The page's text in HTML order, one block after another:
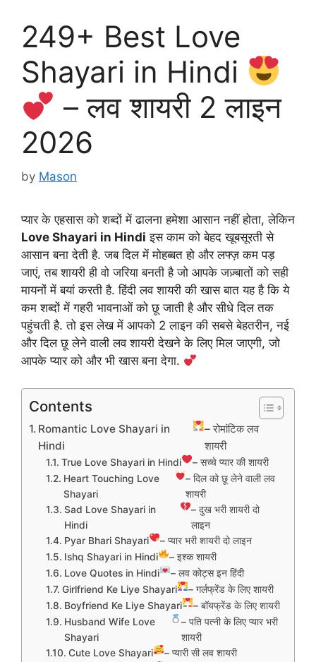
249+ Best Love
Shayari in Hindi
– लव शायरी 2 लाइन
2026
by Mason
प्यार के एहसास को शब्दों में ढालना हमेशा आसान नहीं होता, लेकिन
Love Shayari in Hindi इस काम को बेहद खूबसूरती से
आसान बना देती है. जब दिल में मोहब्बत हो और लफ्ज़ कम पड़
जाएं, तब शायरी ही वो जरिया बनती है जो आपके जज़्बातों को सही
मायनों में बयां करती है. हिंदी लव शायरी की खास बात यह है कि ये
कम शब्दों में गहरी भावनाओं को छू जाती है और सीधे दिल तक
पहुंचती है. तो इस लेख में आपको 2 लाइन की सबसे बेहतरीन, नई
और दिल छू लेने वाली लव शायरी देखने के लिए मिल जाएगी, जो
आपके प्यार को और भी खास बना देगा.
Contents
Romantic Love Shayari in
Hindi
– रोमांटिक लव
शायरी
True Love Shayari in Hindi
– सच्चे प्यार की शायरी
Heart Touching Love
Shayari
– दिल को छू लेने वाली लव
शायरी
Sad Love Shayari in
Hindi
– दुख भरी शायरी दो
लाइन
Pyar Bhari Shayari
– प्यार भरी शायरी दो लाइन
Ishq Shayari in Hindi
– इश्क शायरी
Love Quotes in Hindi
– लव कोट्स इन हिंदी
Girlfriend Ke Liye Shayari
– गर्लफ्रेंड के लिए शायरी
Boyfriend Ke Liye Shayari
– बॉयफ्रेंड के लिए शायरी
Husband Wife Love
Shayari
– पति पत्नी के लिए प्यार भरी
शायरी
Cute Love Shayari
– प्यारी सी लव शायरी